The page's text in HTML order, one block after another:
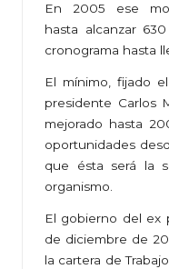
En 2005 ese
hasta alcanzar
cronograma hasta
El mínimo, fijado
presidente Carlos
mejorado hasta
oportunidades
que ésta será la
organismo.
El gobierno del ex
de diciembre de
la cartera de